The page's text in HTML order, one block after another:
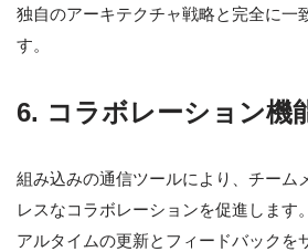
独自のアーキテクチャ戦略と完全に一
す。
6. コラボレーション機
組み込みの通信ツールにより、チーム
レスなコラボレーションを促進します
アルタイムの更新とフィードバックを